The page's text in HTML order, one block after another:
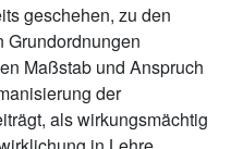
geschehen, zu den
Maßstab und Anspruch
der
als wirkungsmächtig